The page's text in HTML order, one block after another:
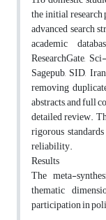
the initial
advanced search
academic
ResearchGate,
Sagepub, SID,
removing
abstracts, and full
detailed review.
rigorous
reliability.
Results
The meta-
thematic
participation in